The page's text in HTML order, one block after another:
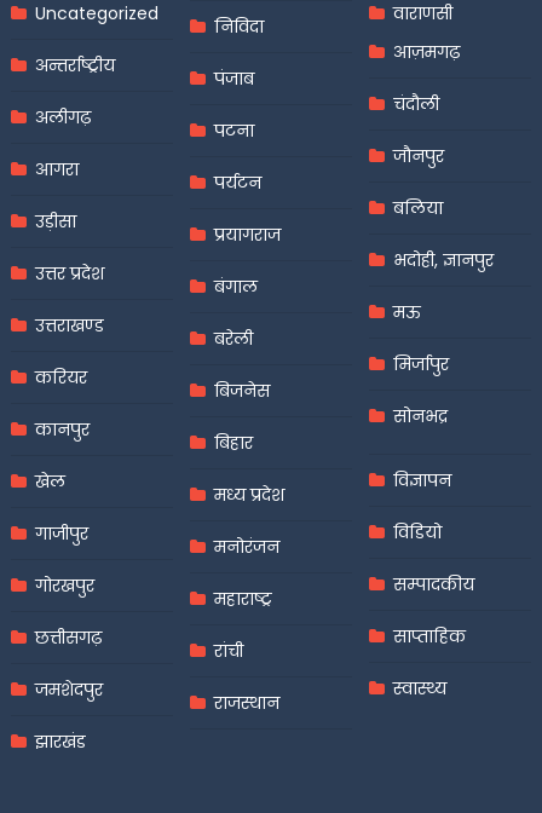
Uncategorized
अन्तर्राष्ट्रीय
अलीगढ़
आगरा
उड़ीसा
उत्तर प्रदेश
उत्तराखण्ड
करियर
कानपुर
खेल
गाजीपुर
गोरखपुर
छत्तीसगढ़
जमशेदपुर
झारखंड
निविदा
पंजाब
पटना
पर्यटन
प्रयागराज
बंगाल
बरेली
बिजनेस
बिहार
मध्य प्रदेश
मनोरंजन
महाराष्ट्र
रांची
राजस्थान
वाराणसी
आज़मगढ़
चंदौली
जौनपुर
बलिया
भदोही, ज्ञानपुर
मऊ
मिर्जापुर
सोनभद्र
विज्ञापन
विडियो
सम्पादकीय
साप्ताहिक
स्वास्थ्य